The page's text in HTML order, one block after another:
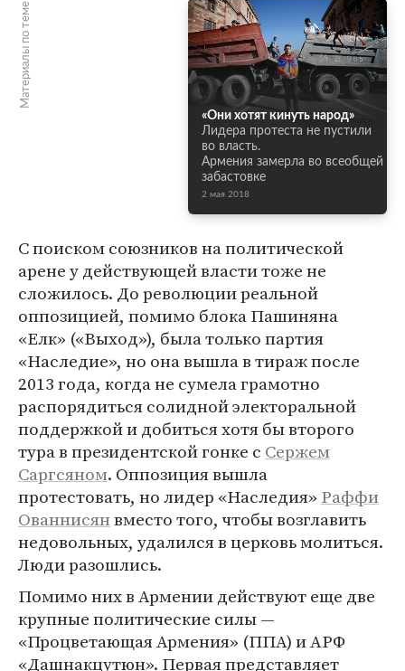
Материалы по теме
«Они хотят кинуть народ»
Лидера протеста не пустили
во власть.
Армения замерла во всеобщей
забастовке
2 мая 2018
С поиском союзников на политической
арене у действующей власти тоже не
сложилось. До революции реальной
оппозицией, помимо блока Пашиняна
«Елк» («Выход»), была только партия
«Наследие», но она вышла в тираж после
2013 года, когда не сумела грамотно
распорядиться солидной электоральной
поддержкой и добиться хотя бы второго
тура в президентской гонке с Сержем
Саргсяном. Оппозиция вышла
протестовать, но лидер «Наследия» Раффи
Ованнисянвместо того, чтобы возглавить
недовольных, удалился в церковь молиться.
Люди разошлись.
Помимо них в Армении действуют еще две
крупные политические силы —
«Процветающая Армения» (ППА) и АРФ
«Дашнакцутюн». Первая представляет